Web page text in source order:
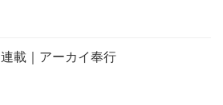
連載｜アーカイ奉行